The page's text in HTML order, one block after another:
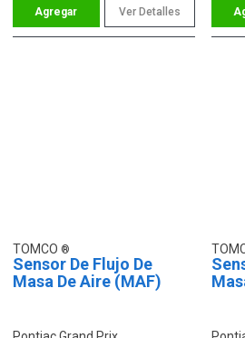
Ver Detalles
TOMCO
Sensor De Flujo De
Masa De Aire (MAF)